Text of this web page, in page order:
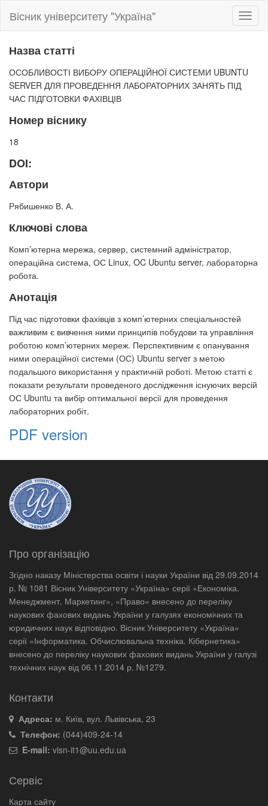
Вісник університету "Україна"
Назва статті
ОСОБЛИВОСТІ ВИБОРУ ОПЕРАЦІЙНОЇ СИСТЕМИ UBUNTU
SERVER ДЛЯ ПРОВЕДЕННЯ ЛАБОРАТОРНИХ ЗАНЯТЬ ПІД
ЧАС ПІДГОТОВКИ ФАХІВЦІВ
Номер віснику
18
DOI:
Автори
Рябишенко В. А.
Ключові слова
Комп’ютерна мережа, сервер, системний адміністратор,
операційна система, ОС Linux, OC Ubuntu server, лабораторна
робота.
Анотація
Під час підготовки фахівців з комп’ютерних спеціальностей
важливим є вивчення ними принципів побудови та управління
роботою комп’ютерних мереж. Перспективним є опанування
ними операційної системи (ОС) Ubuntu server з метою
подальшого використання у практичній роботі. Метою статті є
показати результати проведеного дослідження існуючих версій
ОС Ubuntu та вибір оптимальної версії для проведення
лабораторних робіт.
PDF version
Про організацію
Згідно наказу Міністерства освіти і науки України від 29.09.2014
р. № 1081 Вісник Університету «Україна» серії «Економіка.
Менеджмент. Маркетинг», «Право» внесено до переліку
наукових фахових видань України у галузях економічних та
юридичних наук відповідно. Вісник Університету «Україна»
серії «Інформатика. Обчислювальна техніка. Кібернетика»
внесено до переліку наукових фахових видань України у галузі
технічних наук від 06.11.2014 р. №1279.
Контакти
Адреса: м. Київ, вул. Львівська, 23
Телефон: (044)409-24-14
E-mail: visn-it1@uu.edu.ua
Сервіс
Карта сайту